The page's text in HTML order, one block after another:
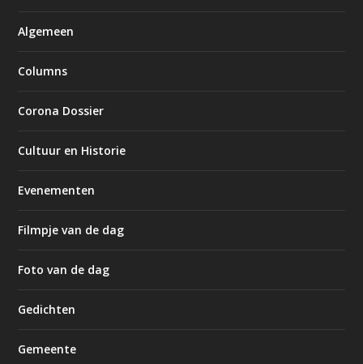
Algemeen
Columns
Corona Dossier
Cultuur en Historie
Evenementen
Filmpje van de dag
Foto van de dag
Gedichten
Gemeente